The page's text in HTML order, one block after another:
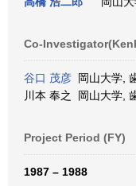
Co-
谷口 茂彦 岡山大学,
川本 奉之 岡山大学,
Project Period (FY)
1987 – 1988